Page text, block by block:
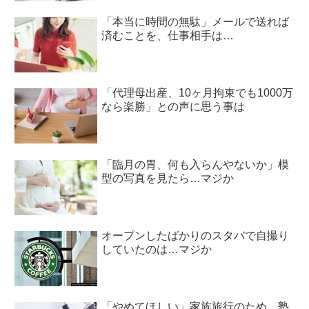
「本当に時間の無駄」メールで送れば
済むことを、仕事相手は…
「代理母出産、10ヶ月拘束でも1000万
なら楽勝」との声に思う事は
「臨月の胃、何も入らんやないか」模
型の写真を見たら…マジか
オープンしたばかりのスタバで自撮り
していたのは…マジか